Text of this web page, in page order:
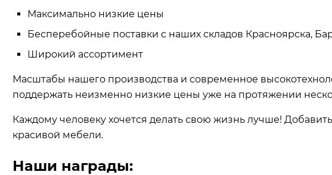
Максимально низкие цены
Бесперебойные поставки с наших складов Красноярска,
Широкий ассортимент
Масштабы нашего производства и современное
поддержать неизменно низкие цены уже на протяжении
Каждому человеку хочется делать свою жизнь лучше!
красивой мебели.
Наши награды: